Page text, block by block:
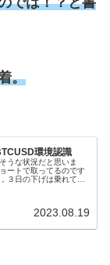
。
環境認識
うな状況だと思いま
ートで取ってるのです
３日の下げは乗れてま
2023.08.19